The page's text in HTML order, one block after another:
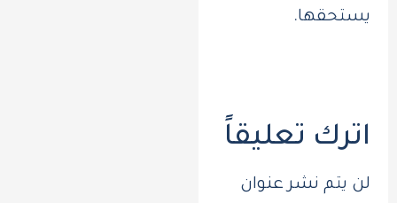
يستحقها.
اترك تعليقاً
لن يتم نشر عنوان